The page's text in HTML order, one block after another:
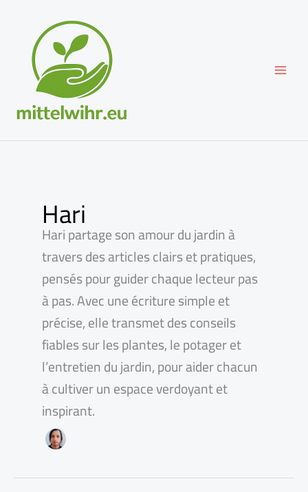
Hari
Hari partage son amour du jardin à
travers des articles clairs et pratiques,
pensés pour guider chaque lecteur pas
à pas. Avec une écriture simple et
précise, elle transmet des conseils
fiables sur les plantes, le potager et
l’entretien du jardin, pour aider chacun
à cultiver un espace verdoyant et
inspirant.